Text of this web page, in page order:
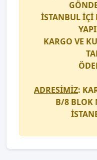
İSTANBUL İÇİ
KARGO VE
ADRESİMİZ:
B/8 BLOK